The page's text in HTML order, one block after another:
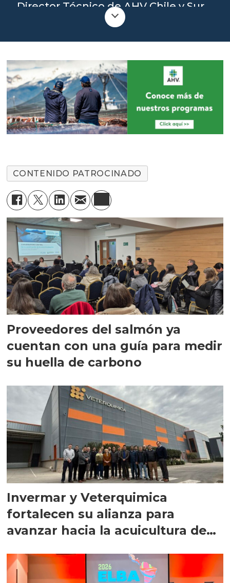
martin.reinke@ahvint.com
Director Técnico de AHV Chile y Sur
josemiguel.troncoso@ahvint.com
CONTENIDO PATROCINADO
Proveedores del salmón ya
cuentan con una guía para medir
su huella de carbono
Invermar y Veterquimica
fortalecen su alianza para
avanzar hacia la acuicultura de